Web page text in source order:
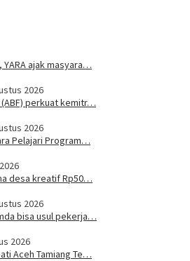
ajak masyara…
2026
perkuat kemitr…
2026
Pelajari Program…
desa kreatif Rp50…
2026
bisa usul pekerja…
2026
Aceh Tamiang Te…